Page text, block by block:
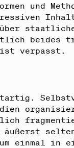
und
verpasst.
äußerst
einmal in